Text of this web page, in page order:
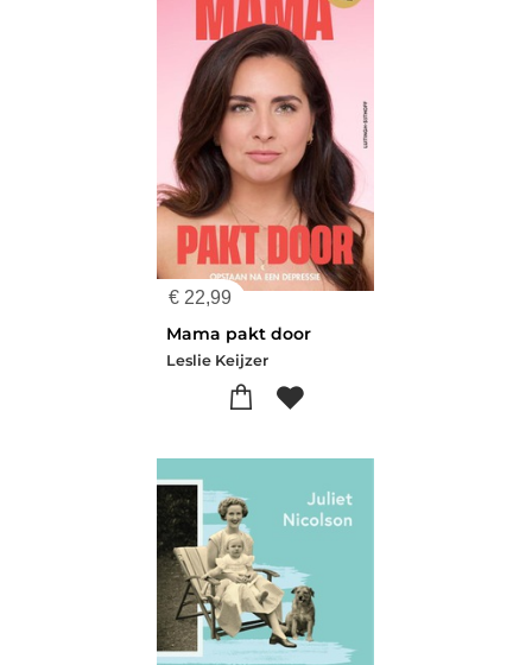
€ 22,99
Mama pakt door
Leslie Keijzer